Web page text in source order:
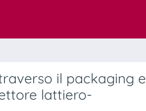
il packaging e
lattiero-